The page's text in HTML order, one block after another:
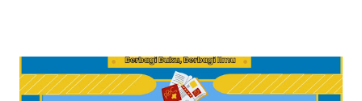
28 Maret 2026 lalu, Ikyy memberanikan diri untuk tampil
dalam ajang pencarian bakat bergengsi, DMD (Dangdut